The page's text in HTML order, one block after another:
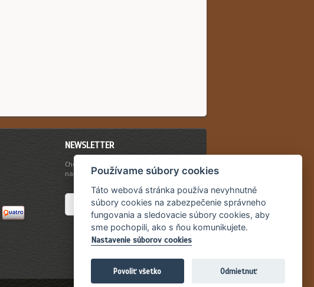
NEWSLETTER
Chcete byť vždy včas informovaný o
našich novinkách a akciovej ponuke?
Používame súbory cookies
Táto webová stránka používa nevyhnutné
súbory cookies na zabezpečenie správneho
fungovania a sledovacie súbory cookies, aby
sme pochopili, ako s ňou komunikujete.
Nastavenie súborov cookies
Povoliť všetko Odmietnuť